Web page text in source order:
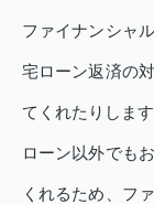
ファイナンシャ
宅ローン返済の
てくれたりします
ローン以外でも
くれるため、フ